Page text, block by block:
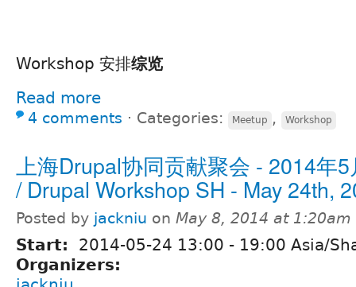
Workshop 安排综览
Read more
4 comments ⋅ Categories: Meetup , Workshop
上海Drupal协同贡献聚会 - 2014年
/ Drupal Workshop SH - May 24th,
Posted by jackniu on May 8, 2014 at 1:20am
Start: 2014-05-24 13:00 - 19:00 Asia/
Organizers: